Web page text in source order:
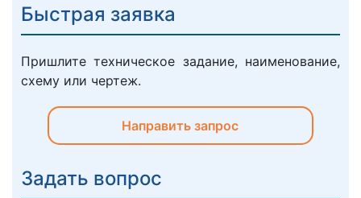
Быстрая заявка
Пришлите техническое задание, наименование,
схему или чертеж.
Направить запрос
Задать вопрос